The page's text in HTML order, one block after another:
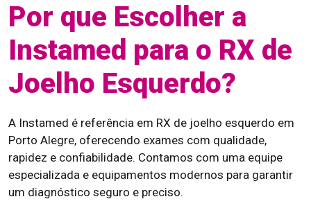
Por que Escolher a
Instamed para o RX de
Joelho Esquerdo?
A Instamed é referência em RX de joelho esquerdo em
Porto Alegre, oferecendo exames com qualidade,
rapidez e confiabilidade. Contamos com uma equipe
especializada e equipamentos modernos para garantir
um diagnóstico seguro e preciso.